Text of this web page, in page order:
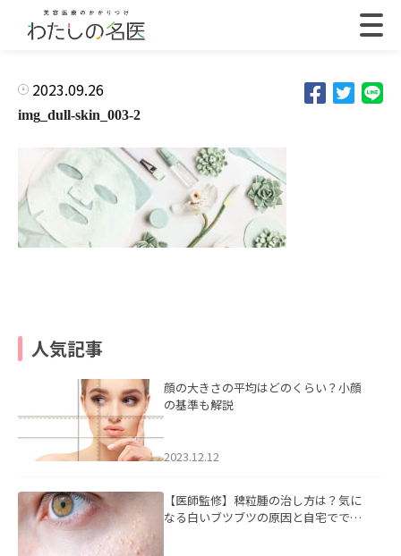
2023.09.26
img_dull-skin_003-2
人気記事
顔の大きさの平均はどのくらい？小顔
の基準も解説
2023.12.12
【医師監修】稗粒腫の治し方は？気に
なる白いブツブツの原因と自宅ででき